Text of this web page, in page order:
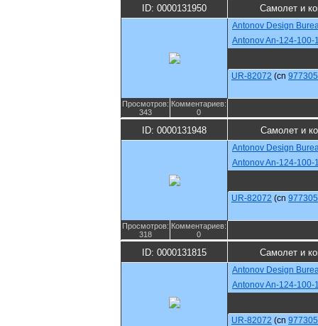
ID: 0000131950 Самолет и
Antonov Design
Antonov An-124-100-
UR-82072 (cn
Просмотров:
343
Комментариев:
0
ID: 0000131948 Самолет и
Antonov Design
Antonov An-124-100-
UR-82072 (cn
Просмотров:
318
Комментариев:
0
ID: 0000131815 Самолет и
Antonov Design
Antonov An-124-100-
UR-82072 (cn